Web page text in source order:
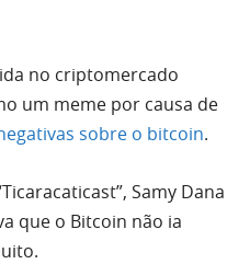
no criptomercado
um meme por causa de
sobre o bitcoin.
Samy Dana
que o Bitcoin não ia